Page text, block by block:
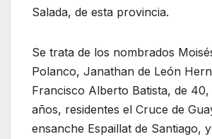
Salada, de esta provincia.
Se trata de los nombrados
Polanco, Janathan de León
Francisco Alberto Batista, de 40,
años, residentes el Cruce de
ensanche Espaillat de Santiago,